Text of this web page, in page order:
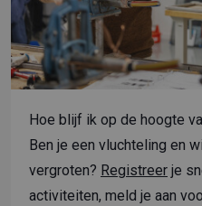
Hoe blijf ik op de hoogte
Ben je een vluchteling en
vergroten? Registreer je
activiteiten, meld je aan